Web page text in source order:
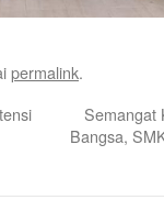
permalink.
Semangat
Bangsa,